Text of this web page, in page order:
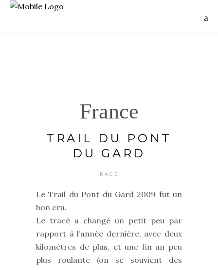
France
TRAIL DU PONT
DU GARD
RACE
Le Trail du Pont du Gard 2009 fut un
bon cru.
Le tracé a changé un petit peu par
rapport à l’année dernière, avec deux
kilomètres de plus, et une fin un peu
plus roulante (on se souvient des